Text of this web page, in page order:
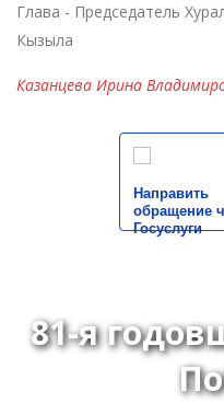
Глава - Председатель
Кызыла
Казанцева Ирина
Направить
обращение
Госуслуги
81-я